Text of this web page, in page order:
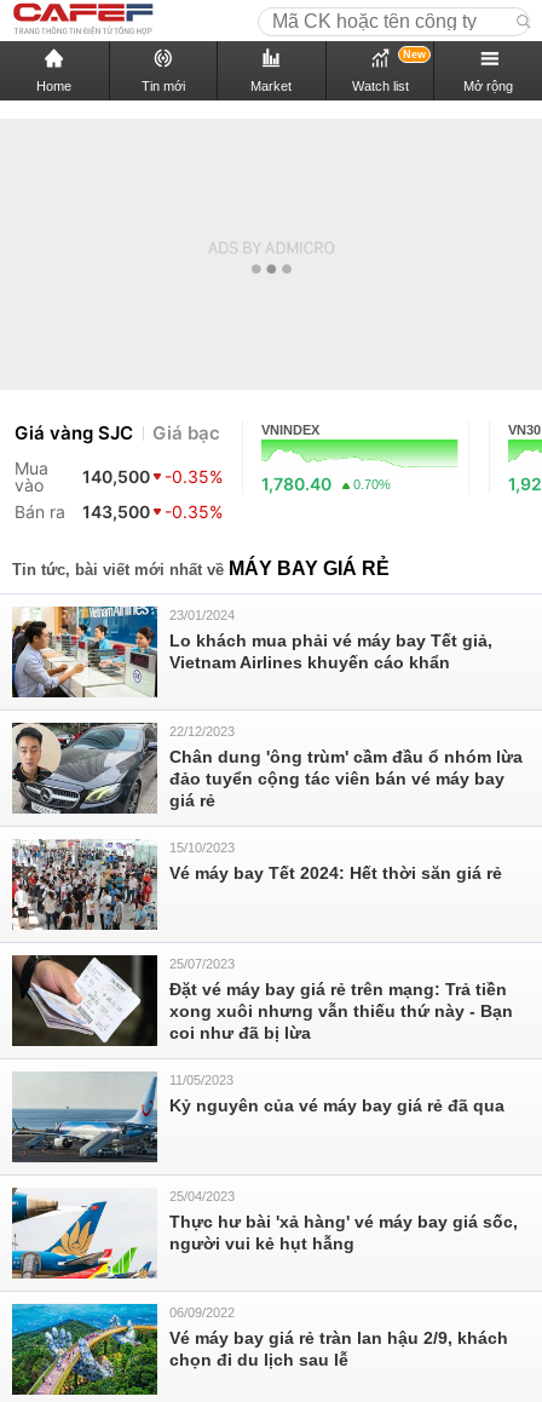
Home Tin mới Market Watch list
New
Mở rộng
Giá vàng SJC Giá bạc
Mua
vào
140,500
-0.35%
Bán ra
143,500 -0.35%
VNINDEX
1,780.40 0.70%
VN30
Tin tức, bài viết mới nhất về MÁY BAY GIÁ RẺ
23/01/2024
Lo khách mua phải vé máy bay Tết giả,
Vietnam Airlines khuyến cáo khẩn
22/12/2023
Chân dung 'ông trùm' cầm đầu ổ nhóm lừa
đảo tuyển cộng tác viên bán vé máy bay
giá rẻ
15/10/2023
Vé máy bay Tết 2024: Hết thời săn giá rẻ
25/07/2023
Đặt vé máy bay giá rẻ trên mạng: Trả tiền
xong xuôi nhưng vẫn thiếu thứ này - Bạn
coi như đã bị lừa
11/05/2023
Kỷ nguyên của vé máy bay giá rẻ đã qua
25/04/2023
Thực hư bài 'xả hàng' vé máy bay giá sốc,
người vui kẻ hụt hẫng
06/09/2022
Vé máy bay giá rẻ tràn lan hậu 2/9, khách
chọn đi du lịch sau lễ